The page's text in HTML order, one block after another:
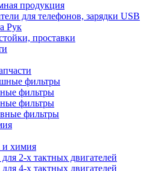
продукция
для телефонов, зарядки USB
Рук
проставки
фильтры
фильтры
фильтры
фильтры
и химия
2-х тактных двигателей
4-х тактных двигателей